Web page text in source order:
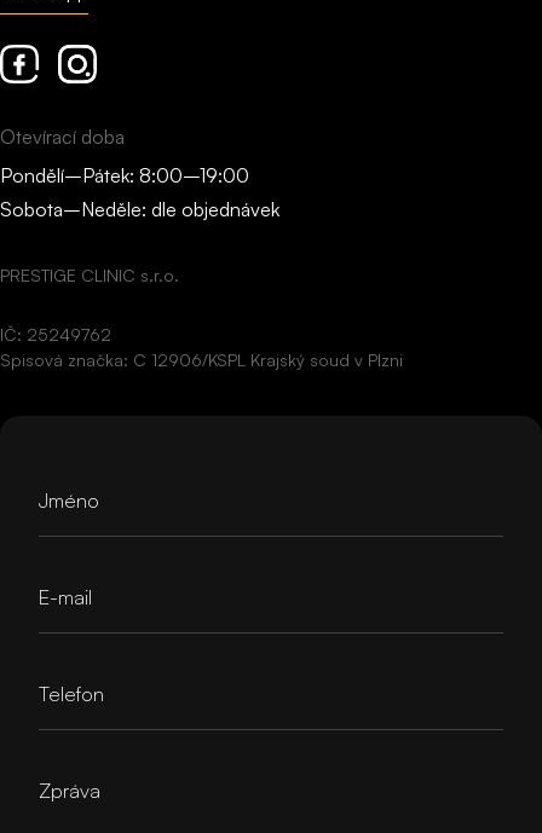
FacebookInstagram
Otevírací doba
Pondělí–Pátek: 8:00–19:00
Sobota–Neděle: dle objednávek
PRESTIGE CLINIC s.r.o.
IČ: 25249762
Spisová značka: C 12906/KSPL Krajský soud v Plzni
Jméno
E-mail
Telefon
Zpráva